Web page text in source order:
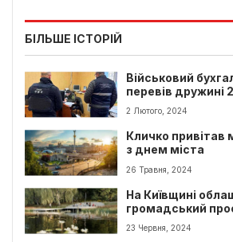
БІЛЬШЕ ІСТОРІЙ
Військовий
перевів дружині
2 Лютого, 2024
Кличко привітав
з днем міста
26 Травня, 2024
На Київщині
громадський
амфітеатром
23 Червня, 2024